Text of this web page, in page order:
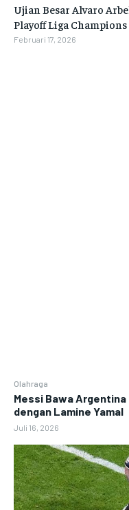
Olahraga
Messi Bawa Argentina
dengan Lamine Yamal
Juli 16, 2026
Ujian Besar Alvaro
Playoff Liga Champions
Februari 17, 2026